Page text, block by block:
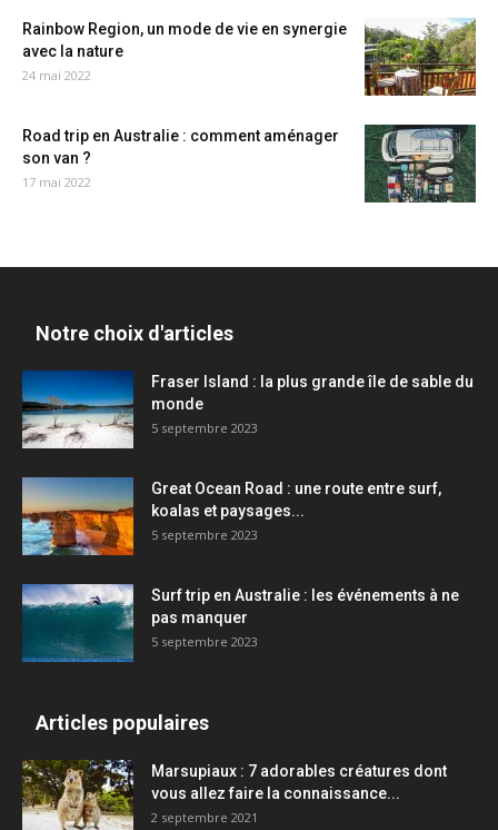
Rainbow Region, un mode de vie en synergie
avec la nature
24 mai 2022
Road trip en Australie : comment aménager
son van ?
17 mai 2022
Notre choix d'articles
Fraser Island : la plus grande île de sable du
monde
5 septembre 2023
Great Ocean Road : une route entre surf,
koalas et paysages...
5 septembre 2023
Surf trip en Australie : les événements à ne
pas manquer
5 septembre 2023
Articles populaires
Marsupiaux : 7 adorables créatures dont
vous allez faire la connaissance...
2 septembre 2021